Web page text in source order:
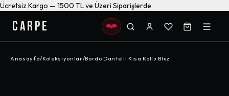
Ücretsiz Kargo — 1500 TL ve Üzeri Siparişlerde
CARPE
Anasayfa/Koleksiyonlar/Bordo Dantelli Kısa Kollu Bluz